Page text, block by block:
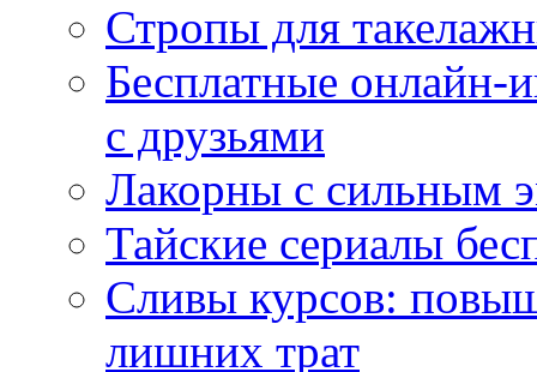
Стропы для
Бесплатные
с друзьями
Лакорны с сильным
Тайские сериалы
Сливы курсов:
лишних трат